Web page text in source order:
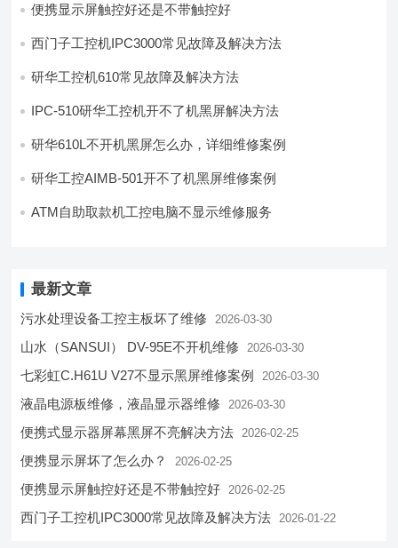
便携显示屏触控好还是不带触控好
西门子工控机IPC3000常见故障及解决方法
研华工控机610常见故障及解决方法
IPC-510研华工控机开不了机黑屏解决方法
研华610L不开机黑屏怎么办，详细维修案例
研华工控AIMB-501开不了机黑屏维修案例
ATM自助取款机工控电脑不显示维修服务
最新文章
污水处理设备工控主板坏了维修 2026-03-30
山水（SANSUI） DV-95E不开机维修 2026-03-30
七彩虹C.H61U V27不显示黑屏维修案例 2026-03-30
液晶电源板维修，液晶显示器维修 2026-03-30
便携式显示器屏幕黑屏不亮解决方法 2026-02-25
便携显示屏坏了怎么办？ 2026-02-25
便携显示屏触控好还是不带触控好 2026-02-25
西门子工控机IPC3000常见故障及解决方法 2026-01-22